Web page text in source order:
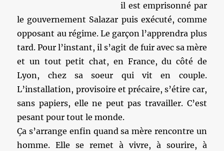
il est emprisonné par
le gouvernement Salazar puis exécuté, comme
opposant au régime. Le garçon l’apprendra plus
tard. Pour l’instant, il s’agit de fuir avec sa mère
et un tout petit chat, en France, du côté de
Lyon, chez sa soeur qui vit en couple.
L’installation, provisoire et précaire, s’étire car,
sans papiers, elle ne peut pas travailler. C’est
pesant pour tout le monde.
Ça s’arrange enfin quand sa mère rencontre un
homme. Elle se remet à vivre, à sourire, à